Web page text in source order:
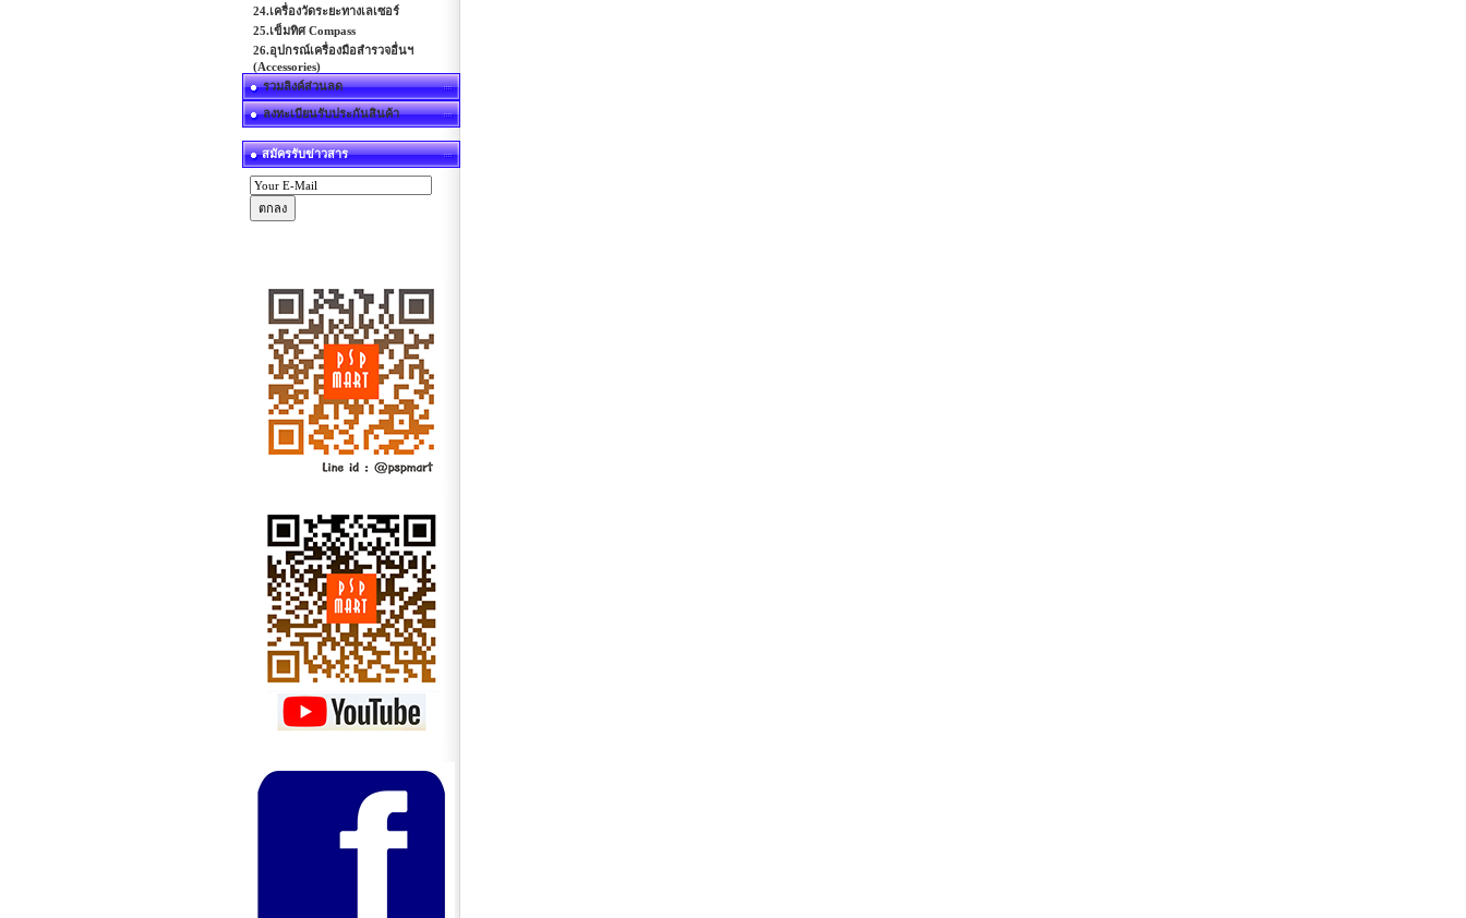
24.เครื่องวัดระยะทางเลเซอร์
25.เข็มทิศ Compass
26.อุปกรณ์เครื่องมือสำรวจอื่นฯ
(Accessories)
รวมลิงค์ส่วนลด
ลงทะเบียนรับประกันสินค้า
สมัครรับข่าวสาร